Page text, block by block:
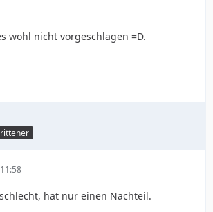
wohl nicht vorgeschlagen =D.
hat nur einen Nachteil.